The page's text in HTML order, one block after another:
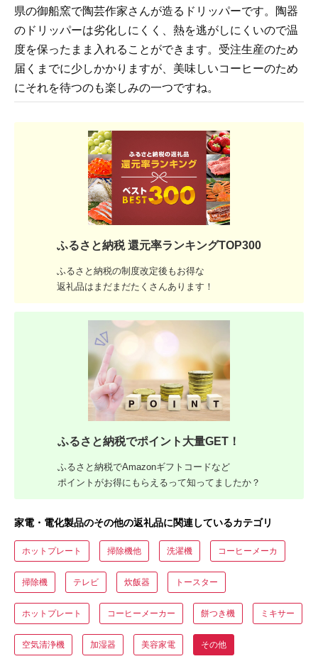
県の御船窯で陶芸作家さんが造るドリッパーです。陶器
のドリッパーは劣化しにくく、熱を逃がしにくいので温
度を保ったまま入れることができます。受注生産のため
届くまでに少しかかりますが、美味しいコーヒーのため
にそれを待つのも楽しみの一つですね。
ふるさと納税 還元率ランキングTOP300
ふるさと納税の制度改定後もお得な
返礼品はまだまだたくさんあります！
ふるさと納税でポイント大量GET！
ふるさと納税でAmazonギフトコードなど
ポイントがお得にもらえるって知ってましたか？
家電・電化製品のその他の返礼品に関連しているカテゴリ
ホットプレート 掃除機他 洗濯機 コーヒーメーカ
掃除機 テレビ 炊飯器 トースター
ホットプレート コーヒーメーカー 餅つき機 ミキサー
空気清浄機 加湿器 美容家電 その他